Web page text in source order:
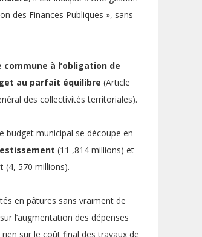
des Finances Publiques », sans
commune à l’obligation de
au parfait équilibre (Article
des collectivités territoriales).
budget municipal se découpe en
(11 ,814 millions) et
(4, 570 millions).
en pâtures sans vraiment de
l’augmentation des dépenses
sur le coût final des travaux de